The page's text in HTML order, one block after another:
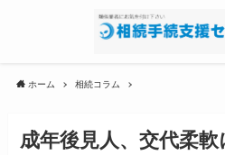
ホーム 相続コラム
成年後見人、交代柔